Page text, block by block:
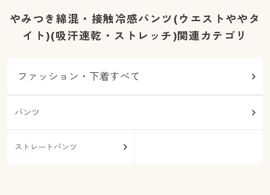
やみつき綿混・接触冷感パンツ(ウエストややタ
イト)(吸汗速乾・ストレッチ)関連カテゴリ
ファッション・下着すべて
パンツ
ストレートパンツ